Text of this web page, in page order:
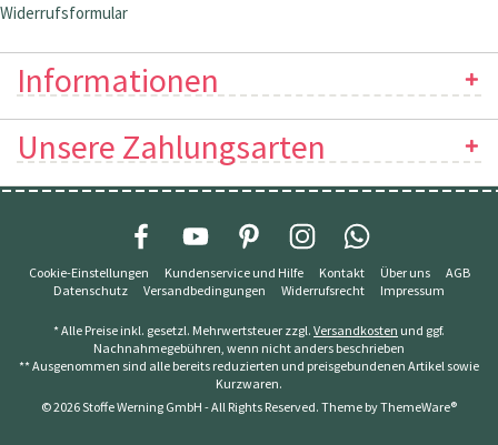
Widerrufsformular
Informationen
Unsere Zahlungsarten
Cookie-Einstellungen Kundenservice und Hilfe Kontakt Über uns
AGB
Datenschutz
Versandbedingungen Widerrufsrecht Impressum
* Alle Preise inkl. gesetzl. Mehrwertsteuer zzgl. Versandkosten und ggf.
Nachnahmegebühren, wenn nicht anders beschrieben
** Ausgenommen sind alle bereits reduzierten und preisgebundenen Artikel sowie
Kurzwaren.
© 2026 Stoffe Werning GmbH - All Rights Reserved. Theme byThemeWare®